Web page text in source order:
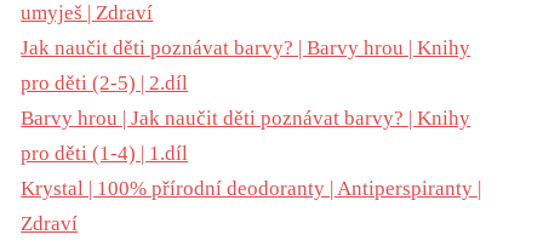
umyješ | Zdraví
Jak naučit děti poznávat barvy? | Barvy hrou | Knihy
pro děti (2-5) | 2.díl
Barvy hrou | Jak naučit děti poznávat barvy? | Knihy
pro děti (1-4) | 1.díl
Krystal | 100% přírodní deodoranty | Antiperspiranty |
Zdraví